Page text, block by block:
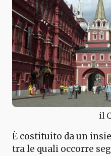
il
È costituito da un
tra le quali occorre